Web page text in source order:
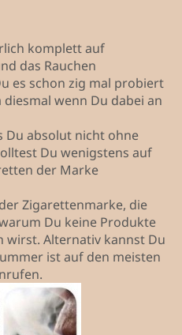
komplett auf
das Rauchen
es schon zig mal probiert
wenn Du dabei an
Du absolut nicht ohne
Du wenigstens auf
der Marke
Zigarettenmarke, die
Du keine Produkte
wirst. Alternativ kannst Du
ist auf den meisten